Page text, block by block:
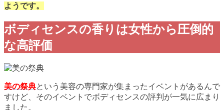
ようです。
ボディセンスの香りは女性から圧倒的
な高評価
美の祭典という美容の専門家が集まったイベントがあるんで
すけど、そのイベントでボディセンスの評判が一気に広まり
ました。